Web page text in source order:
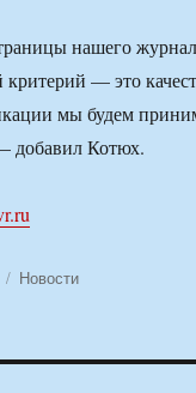
нашего
— это
мы будем
добавил Котюх.
Рубрики
Новости